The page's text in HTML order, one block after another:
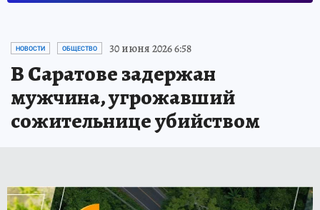
НОВОСТИ ОБЩЕСТВО 30 июня 2026 6:58
В Саратове задержан
мужчина, угрожавший
сожительнице убийством